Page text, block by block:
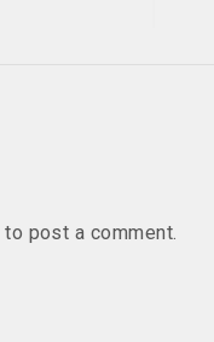
to post a comment.